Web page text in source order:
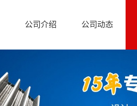
公司介绍 公司动态